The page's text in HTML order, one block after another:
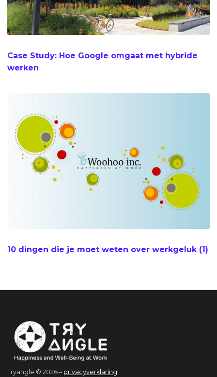
Case Study: Hoe Google omgaat met hybride
werken
10 dingen die je moet weten over werkgeluk (1)
Tryangle © 2026 – privacyverklaring